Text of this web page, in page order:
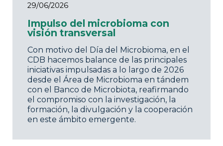
29/06/2026
Impulso del microbioma con
visión transversal
Con motivo del Día del Microbioma, en el
CDB hacemos balance de las principales
iniciativas impulsadas a lo largo de 2026
desde el Área de Microbioma en tándem
con el Banco de Microbiota, reafirmando
el compromiso con la investigación, la
formación, la divulgación y la cooperación
en este ámbito emergente.